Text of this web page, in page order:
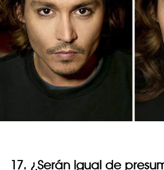
17. ¿Serán igual de